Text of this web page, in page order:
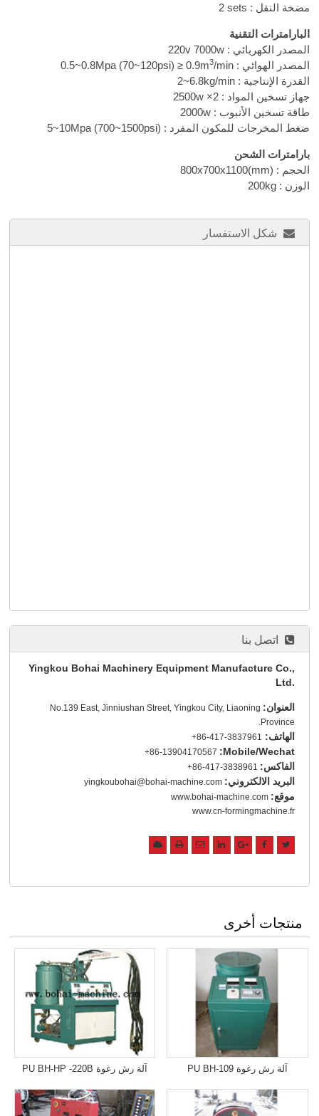
مضخة النقل : 2 sets
البارامترات التقنية
المصدر الكهربائي : 220v 7000w
المصدر الهوائي :
0.5~0.8Mpa (70~120psi) ≥ 0.9m3/min
القدرة الإنتاجية :2~6.8kg/min
جهاز تسخين المواد : 2500w ×2
طاقة تسخين الأنبوب : 2000w
ضغط المخرجات للمكون المفرد : 5~10Mpa (700~1500psi)
بارامترات الشحن
الحجم : 800x700x1100(mm)
الوزن : 200kg
شكل الاستفسار
اتصل بنا
Yingkou Bohai Machinery Equipment Manufacture Co.,
Ltd.
العنوان: No.139 East, Jinniushan Street, Yingkou City, Liaoning
Province.
الهاتف: +86-417-3837961
Mobile/Wechat:
+86-13904170567
الفاكس: +86-417-3838961
البريد الالكتروني: yingkoubohai@bohai-machine.com
موقع: www.bohai-machine.com
www.cn-formingmachine.fr
منتجات أخرى
آلة رش رغوة PU BH-109 آلة رش رغوة PU BH-HP -220B